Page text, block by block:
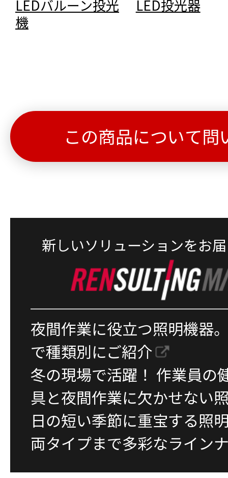
LEDバルーン投光
機
LED投光器
この商品について問
新しいソリューションをお
夜間作業に役立つ照明機器
で種類別にご紹介
冬の現場で活躍！ 作業員の
具と夜間作業に欠かせない
日の短い季節に重宝する照
両タイプまで多彩なライン